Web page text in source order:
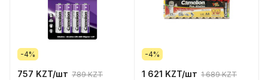
-4%
757 KZT/шт 789 KZT
-4%
1 621 KZT/шт 1 689 KZT